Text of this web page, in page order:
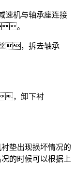
与轴承座连接
。
，拆去轴承
，卸下衬
垫出现损坏情况的
的时候可以根据上